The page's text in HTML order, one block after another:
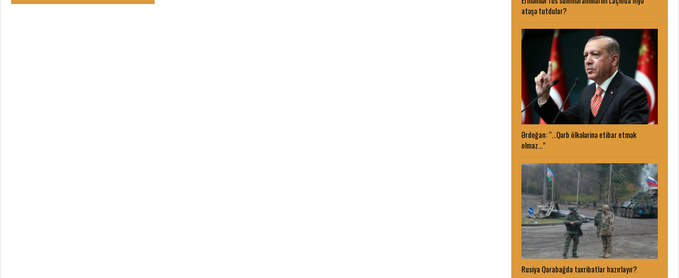
atəşə tutdular?
Ərdoğan: “…Qərb ölkələrinə etibar etmək
olmaz…”
Rusiya Qarabağda təxribatlar hazırlayır?